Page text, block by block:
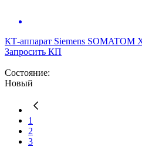
КТ-аппарат Siemens SOMATOM
Запросить КП
Состояние:
Новый
1
2
3